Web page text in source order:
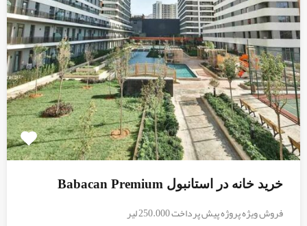
خرید خانه در استانبول Babacan Premium
فروش ویژه پروژه پیش پرداخت 250.000 لیر